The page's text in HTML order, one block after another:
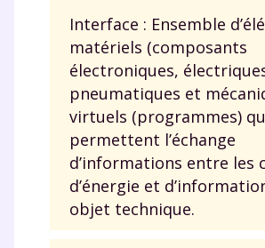
Interface : Ensemble
matériels (composants
électroniques,
pneumatiques et
virtuels (programmes)
permettent l’échange
d’informations entre les
d’énergie et
objet technique.
pour exercer vos droits, vous pouvez
J’accepte de recevoir les
communications de la part
myMaxicours.
Votre adresse e-mail sera
vous envoyer notre newsletter. Vous
désinscrire à tout moment, à travers le
désinscription présent dans chaque
en savoir plus sur la gestion de vos